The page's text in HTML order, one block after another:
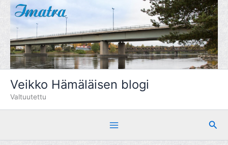
Siirry
sisältöön
Veikko Hämäläisen blogi
Valtuutettu
Hae